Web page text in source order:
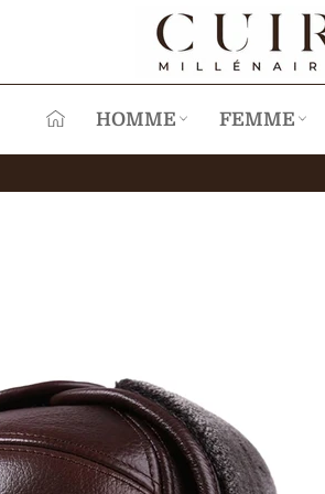
HOMME FEMME